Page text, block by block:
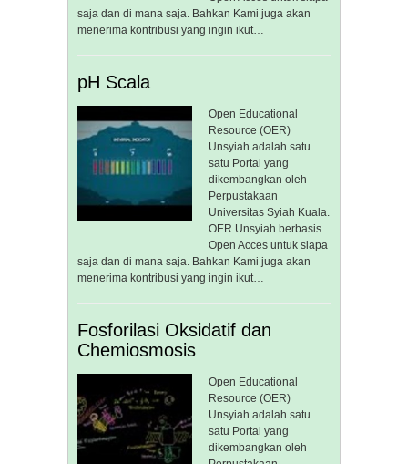
saja dan di mana saja. Bahkan Kami juga akan
menerima kontribusi yang ingin ikut…
pH Scala
Open Educational
Resource (OER)
Unsyiah adalah satu
satu Portal yang
dikembangkan oleh
Perpustakaan
Universitas Syiah Kuala.
OER Unsyiah berbasis
Open Acces untuk siapa
saja dan di mana saja. Bahkan Kami juga akan
menerima kontribusi yang ingin ikut…
Fosforilasi Oksidatif dan
Chemiosmosis
Open Educational
Resource (OER)
Unsyiah adalah satu
satu Portal yang
dikembangkan oleh